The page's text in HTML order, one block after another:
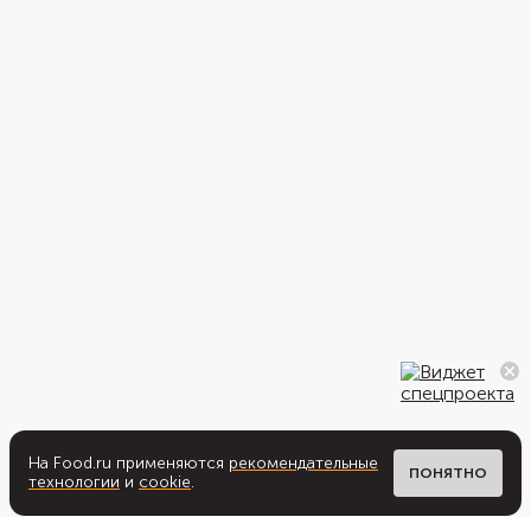
На Food.ru применяются рекомендательные
технологии и cookie. ПОНЯТНО